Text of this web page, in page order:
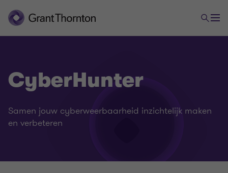
CyberHunter
Samen jouw cyberweerbaarheid inzichtelijk maken
en verbeteren